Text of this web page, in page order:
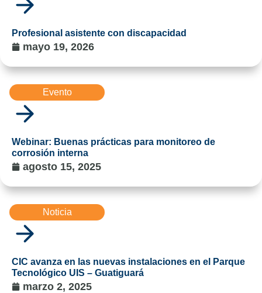
Profesional asistente con discapacidad
mayo 19, 2026
Evento
Webinar: Buenas prácticas para monitoreo de
corrosión interna
agosto 15, 2025
Noticia
CIC avanza en las nuevas instalaciones en el Parque
Tecnológico UIS – Guatiguará
marzo 2, 2025